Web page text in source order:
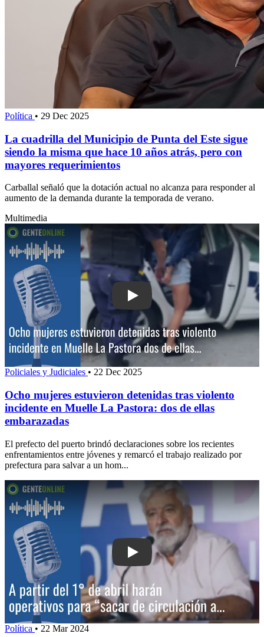
Política • 29 Dec 2025
La cuadrilla del Municipio de Punta del Este sigue
siendo la misma que hace 10 años atrás, pero con
mayores requerimientos
Carballal señaló que la dotación actual no alcanza para responder al
aumento de la demanda durante la temporada de verano.
Multimedia
Play: Ocho mujeres estuvieron
Policiales y Judiciales • 22 Dec 2025
Ocho mujeres estuvieron detenidas tras violento
incidente en Muelle La Pastora: dos de ellas
embarazadas
El prefecto del puerto brindó declaraciones sobre los recientes
enfrentamientos entre jóvenes y remarcó el trabajo realizado por
prefectura para salvar a un hom...
Play: A partir del 1° de abril harán
Política • 22 Mar 2024